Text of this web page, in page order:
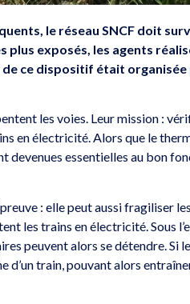
le réseau SNCF doit
exposés, les agents
ce dispositif était organisée
les voies. Leur mission :
en électricité. Alors que le
devenues essentielles au bon
: elle peut aussi fragiliser
les trains en électricité. Sous
peuvent alors se détendre. Si
d’un train, pouvant alors